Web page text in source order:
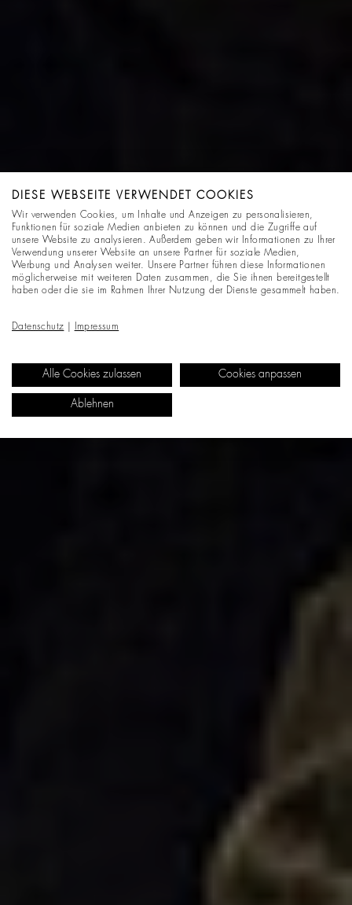
DIESE WEBSEITE VERWENDET COOKIES
Wir verwenden Cookies, um Inhalte und Anzeigen zu personalisieren,
Funktionen für soziale Medien anbieten zu können und die Zugriffe auf
unsere Website zu analysieren. Außerdem geben wir Informationen zu Ihrer
Verwendung unserer Website an unsere Partner für soziale Medien,
Werbung und Analysen weiter. Unsere Partner führen diese Informationen
möglicherweise mit weiteren Daten zusammen, die Sie ihnen bereitgestellt
haben oder die sie im Rahmen Ihrer Nutzung der Dienste gesammelt haben.
Datenschutz Impressum
Alle Cookies zulassen Cookies anpassen
Ablehnen